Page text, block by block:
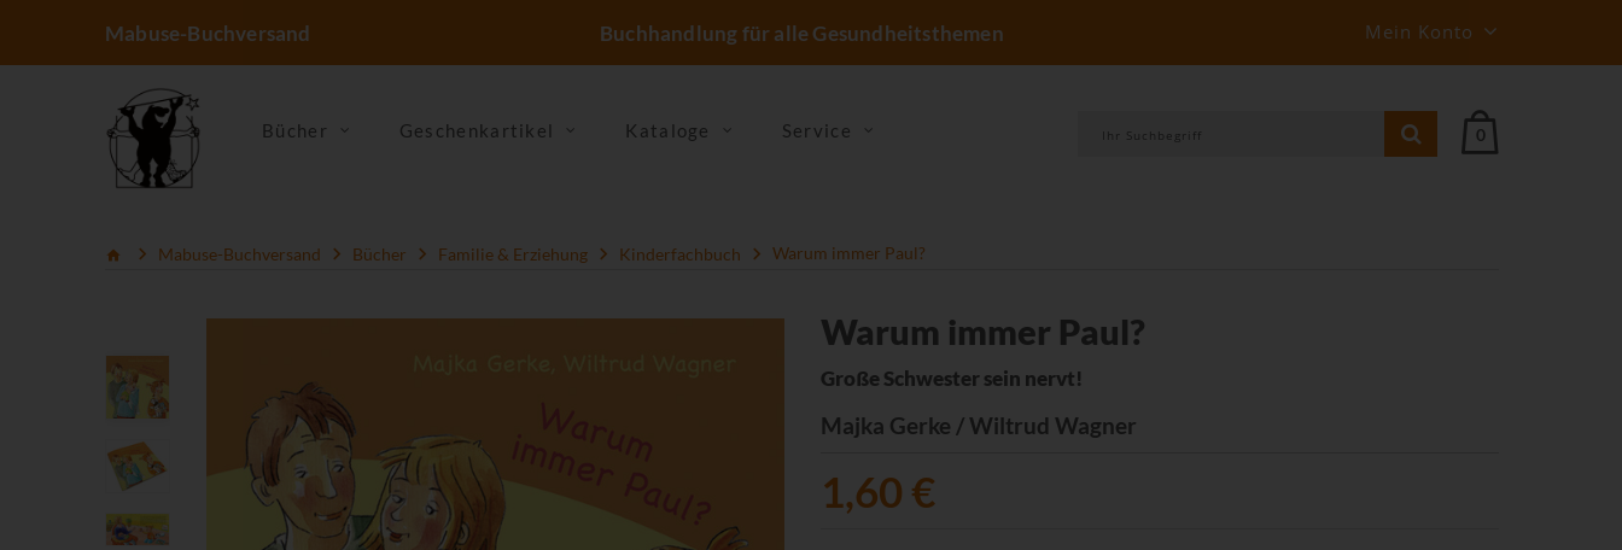
Mabuse-Buchversand Buchhandlung für alle Gesundheitsthemen Mein Konto
Bücher Geschenkartikel Kataloge Service 0
Mabuse-Buchversand Bücher Familie & Erziehung Kinderfachbuch Warum immer Paul?
Warum immer Paul?
Große Schwester sein nervt!
Majka Gerke / Wiltrud Wagner
1,60 €